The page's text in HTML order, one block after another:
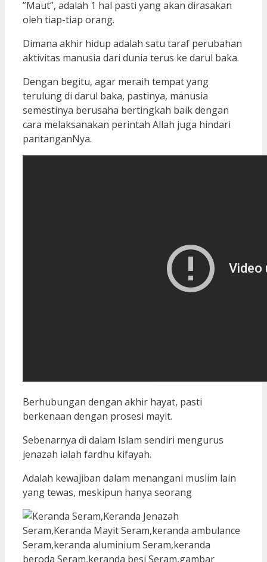
”Maut”, adalah 1 hal pasti yang akan dirasakan
oleh tiap-tiap orang.
Dimana akhir hidup adalah satu taraf perubahan
aktivitas manusia dari dunia terus ke darul baka.
Dengan begitu, agar meraih tempat yang
terulung di darul baka, pastinya, manusia
semestinya berusaha bertingkah baik dengan
cara melaksanakan perintah Allah juga hindari
pantanganNya.
Berhubungan dengan akhir hayat, pasti
berkenaan dengan prosesi mayit.
Sebenarnya di dalam Islam sendiri mengurus
jenazah ialah fardhu kifayah.
Adalah kewajiban dalam menangani muslim lain
yang tewas, meskipun hanya seorang